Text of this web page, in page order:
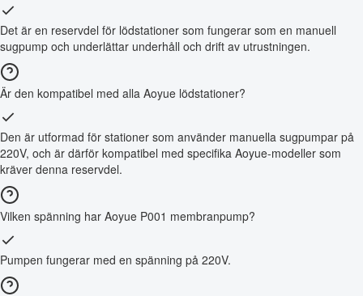
Det är en reservdel för lödstationer som fungerar som en manuell
sugpump och underlättar underhåll och drift av utrustningen.
Är den kompatibel med alla Aoyue lödstationer?
Den är utformad för stationer som använder manuella sugpumpar på
220V, och är därför kompatibel med specifika Aoyue-modeller som
kräver denna reservdel.
Vilken spänning har Aoyue P001 membranpump?
Pumpen fungerar med en spänning på 220V.